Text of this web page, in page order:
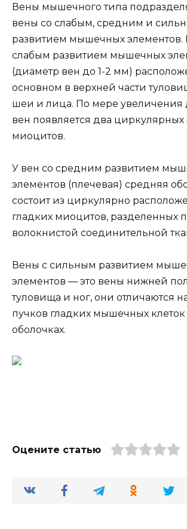
Вены мышечного типа
вены со слабым, средним и
развитием мышечных элементов.
слабым развитием мышечных
(диаметр вен до 1-2 мм)
основном в верхней части
шеи и лица. По мере увеличения
вен появляется два циркулярных
миоцитов.
У вен со средним развитием
элементов (плечевая) средняя
состоит из циркулярно
гладких миоцитов, разделенных
волокнистой соединительной
Вены с сильным развитием
элементов — это вены нижней
туловища и ног, они отличаются
пучков гладких мышечных клеток
оболочках.
Оцените статью